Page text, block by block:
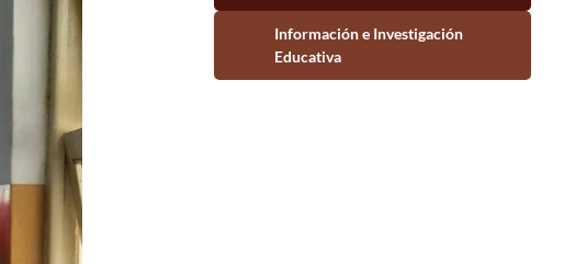
Información e Investigación Educativa